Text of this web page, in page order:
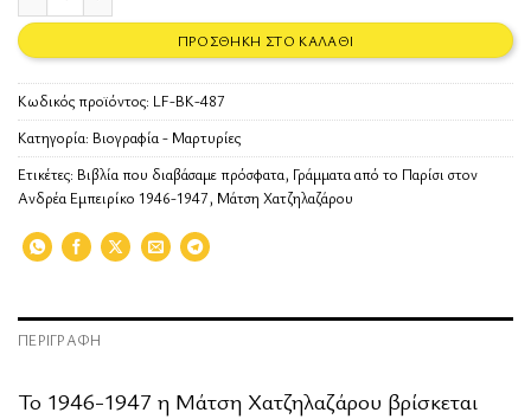
ΠΡΟΣΘΉΚΗ ΣΤΟ ΚΑΛΆΘΙ
Κωδικός προϊόντος: LF-BK-487
Κατηγορία: Βιογραφία - Μαρτυρίες
Ετικέτες: Βιβλία που διαβάσαμε πρόσφατα, Γράμματα από το Παρίσι στον
Ανδρέα Εμπειρίκο 1946-1947, Μάτση Χατζηλαζάρου
ΠΕΡΙΓΡΑΦΉ
Το 1946-1947 η Μάτση Χατζηλαζάρου βρίσκεται